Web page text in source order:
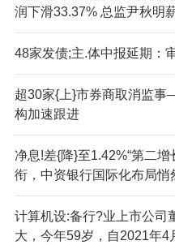
润下滑33.37% 总监尹秋明
48家发债;主.体中报延期：
超30家{上}市券商取消监事
构加速跟进
净息!差{降}至1.42%“第二
衔，中资银行国际化布局悄
计算机设:备行?业上市公司
大，今年59岁，自2021年4